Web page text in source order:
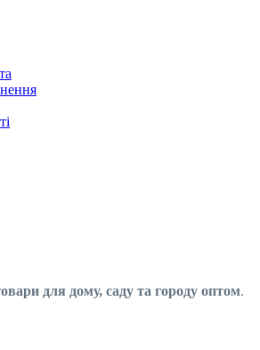
для дому, саду та городу оптом.